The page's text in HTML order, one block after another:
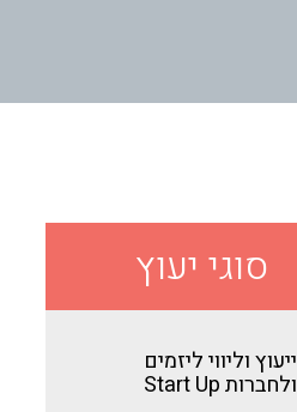
סוגי יעוץ
ייעוץ וליווי ליזמים
ולחברות Start Up